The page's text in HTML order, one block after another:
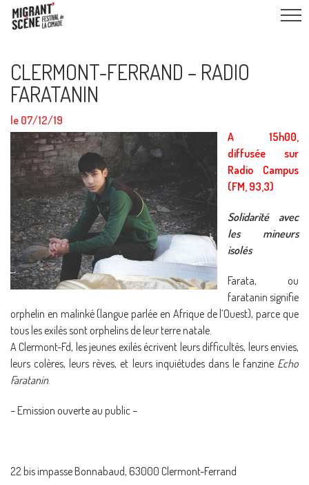
CLERMONT-FERRAND – RADIO
FARATANIN
le 07/12/19
A 15h00,
diffusée sur
Radio Campus
(FM, 93,3)
Solidarité avec
les mineurs
isolés
Farata, ou
faratanin signifie
orphelin en malinké (langue parlée en Afrique de l’Ouest), parce que
tous les exilés sont orphelins de leur terre natale.
A Clermont-Fd, les jeunes exilés écrivent leurs difficultés, leurs envies,
leurs colères, leurs rèves, et leurs inquiétudes dans le fanzine Echo
Faratanin.
– Emission ouverte au public –
22 bis impasse Bonnabaud, 63000 Clermont-Ferrand